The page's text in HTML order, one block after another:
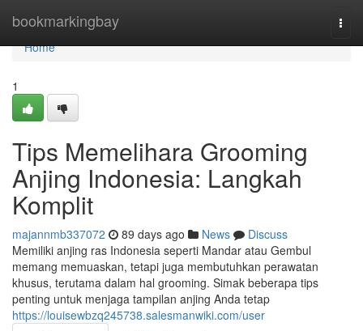
bookmarkingbay
Home
Home
1
Tips Memelihara Grooming
Anjing Indonesia: Langkah
Komplit
majannmb337072 89 days ago News
Discuss
Memiliki anjing ras Indonesia seperti Mandar atau Gembul
memang memuaskan, tetapi juga membutuhkan perawatan
khusus, terutama dalam hal grooming. Simak beberapa tips
penting untuk menjaga tampilan anjing Anda tetap
https://louisewbzq245738.salesmanwiki.com/user